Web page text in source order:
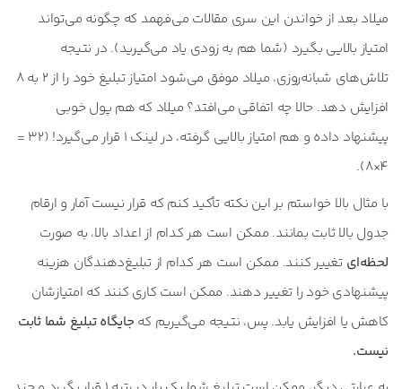
میلاد بعد از خواندن این سری مقالات می‌فهمد که چگونه می‌تواند
امتیاز بالایی بگیرد (شما هم به زودی یاد می‌گیرید). در نتیجه
تلاش‌های شبانه‌روزی، میلاد موفق می‌شود امتیاز تبلیغ خود را از 2 به 8
افزایش دهد. حالا چه اتفاقی می‌افتد؟ میلاد که هم پول خوبی
پیشنهاد داده و هم امتیاز بالایی گرفته، در لینک 1 قرار می‌گیرد! (32 =
4×8).
با مثال بالا خواستم بر این نکته تأکید کنم که قرار نیست آمار و ارقام
جدول بالا ثابت بمانند. ممکن است هر کدام از اعداد بالا، به صورت
لحظه‌ای تغییر کنند. ممکن است هر کدام از تبلیغ‌دهندگان هزینه
پیشنهادی خود را تغییر دهند. ممکن است کاری کنند که امتیازشان
کاهش یا افزایش یابد. پس، نتیجه می‌گیریم که جایگاه تبلیغ شما ثابت
نیست.